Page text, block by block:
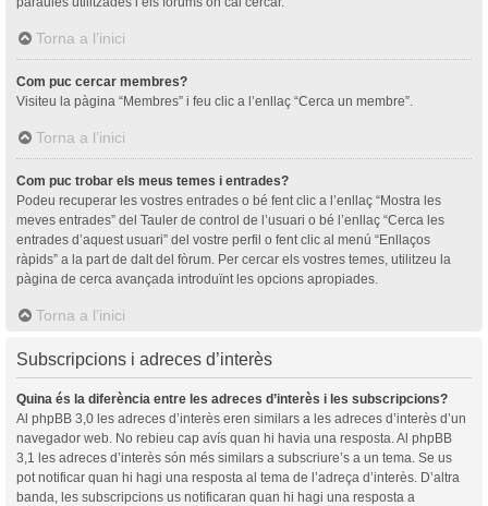
Torna a l’inici
Com puc cercar membres?
Visiteu la pàgina “Membres” i feu clic a l’enllaç “Cerca un membre”.
Torna a l’inici
Com puc trobar els meus temes i entrades?
Podeu recuperar les vostres entrades o bé fent clic a l’enllaç “Mostra les
meves entrades” del Tauler de control de l’usuari o bé l’enllaç “Cerca les
entrades d’aquest usuari” del vostre perfil o fent clic al menú “Enllaços
ràpids” a la part de dalt del fòrum. Per cercar els vostres temes, utilitzeu la
pàgina de cerca avançada introduïnt les opcions apropiades.
Torna a l’inici
Subscripcions i adreces d’interès
Quina és la diferència entre les adreces d’interès i les subscripcions?
Al phpBB 3,0 les adreces d’interès eren similars a les adreces d’interès d’un
navegador web. No rebieu cap avís quan hi havia una resposta. Al phpBB
3,1 les adreces d’interès són més similars a subscriure’s a un tema. Se us
pot notificar quan hi hagi una resposta al tema de l’adreça d’interès. D’altra
banda, les subscripcions us notificaran quan hi hagi una resposta a